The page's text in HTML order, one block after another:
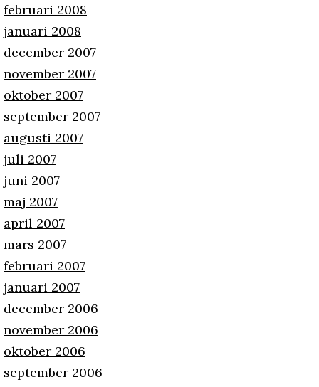
februari 2008
januari 2008
december 2007
november 2007
oktober 2007
september 2007
augusti 2007
juli 2007
juni 2007
maj 2007
april 2007
mars 2007
februari 2007
januari 2007
december 2006
november 2006
oktober 2006
september 2006